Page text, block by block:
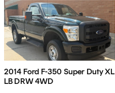
2014 Ford F-350 Super Duty XL
LB DRW 4WD